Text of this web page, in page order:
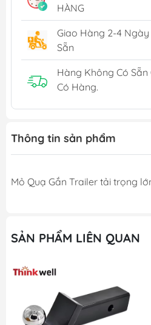
HÀNG
Giao Hàng 2-4
Sẵn
Hàng Không Có Sẵn
Có Hàng.
Thông tin sản phẩm
Mỏ Quạ Gắn Trailer tải trọng
SẢN PHẨM LIÊN QUAN